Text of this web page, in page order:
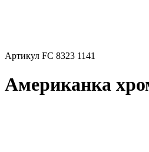
Артикул FC 8323 1141
Американка